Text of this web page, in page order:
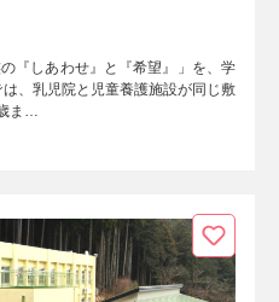
『しあわせ』と『希望』」を、学
、乳児院と児童養護施設が同じ敷
ま…